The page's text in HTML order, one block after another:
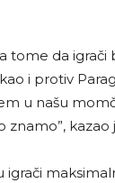
tome da
i protiv
u našu
znamo”,
igrači